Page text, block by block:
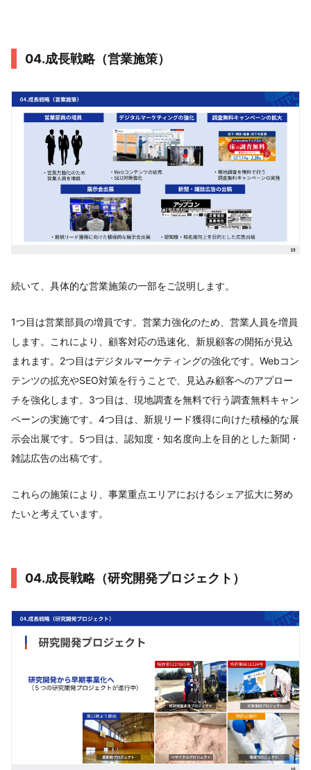
04.成長戦略（営業施策）
続いて、具体的な営業施策の一部をご説明します。
1つ目は営業部員の増員です。営業力強化のため、営業人員を増員
します。これにより、顧客対応の迅速化、新規顧客の開拓が見込
まれます。2つ目はデジタルマーケティングの強化です。Webコン
テンツの拡充やSEO対策を行うことで、見込み顧客へのアプロー
チを強化します。3つ目は、現地調査を無料で行う調査無料キャン
ペーンの実施です。4つ目は、新規リード獲得に向けた積極的な展
示会出展です。5つ目は、認知度・知名度向上を目的とした新聞・
雑誌広告の出稿です。
これらの施策により、事業重点エリアにおけるシェア拡大に努め
たいと考えています。
04.成長戦略（研究開発プロジェクト）